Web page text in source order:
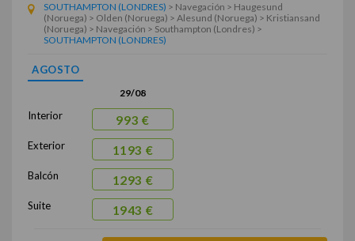
SOUTHAMPTON (LONDRES) > Navegación > Haugesund
(Noruega) > Olden (Noruega) > Alesund (Noruega) > Kristiansand
(Noruega) > Navegación > Southampton (Londres) >
SOUTHAMPTON (LONDRES)
AGOSTO
Interior
Exterior
Balcón
Suite
29/08
993 €
1193 €
1293 €
1943 €